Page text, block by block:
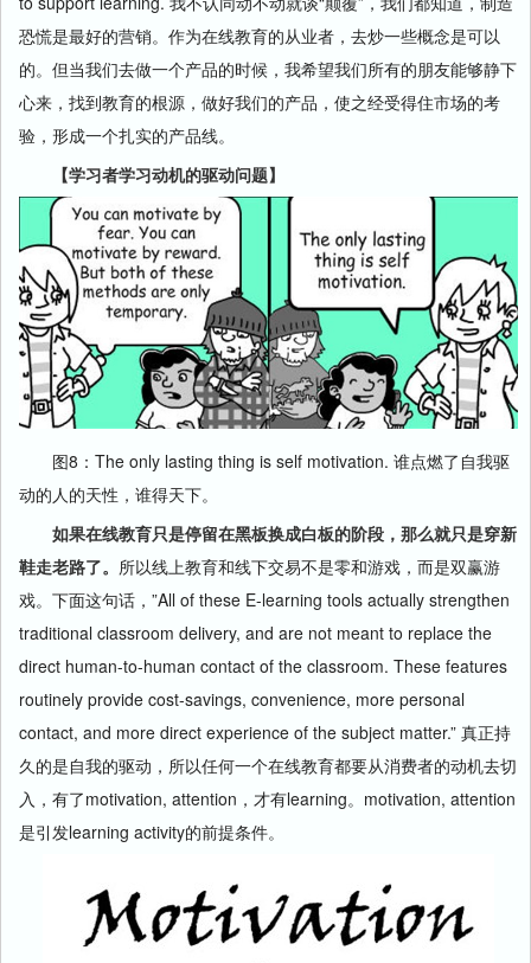
恐慌是最好的营销。作为在线教育的从业者，去炒一些概念是可以
的。但当我们去做一个产品的时候，我希望我们所有的朋友能够静下
心来，找到教育的根源，做好我们的产品，使之经受得住市场的考
验，形成一个扎实的产品线。
【学习者学习动机的驱动问题】
图8：The only lasting thing is self motivation. 谁点燃了自我驱
动的人的天性，谁得天下。
如果在线教育只是停留在黑板换成白板的阶段，那么就只是穿新
鞋走老路了。 所以线上教育和线下交易不是零和游戏，而是双赢游
戏。下面这句话，”All of these E-learning tools actually strengthen
traditional classroom delivery, and are not meant to replace the
direct human-to-human contact of the classroom. These features
routinely provide cost-savings, convenience, more personal
contact, and more direct experience of the subject matter.” 真正持
久的是自我的驱动，所以任何一个在线教育都要从消费者的动机去切
入，有了motivation, attention，才有learning。motivation, attention
是引发learning activity的前提条件。